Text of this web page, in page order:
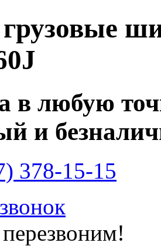
грузовые
в любую
и
378-15-15